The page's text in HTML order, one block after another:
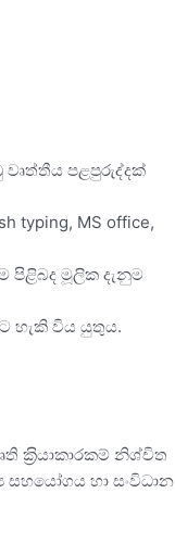
වෘත්තීය පළපුරුද්දක්
typing, MS office,
පිළිබද මූලික දැනුම
හැකි විය යුතුය.
ක‍්‍රියාකාරකම් නිශ්චිත
සහයෝගය හා සංවිධාන